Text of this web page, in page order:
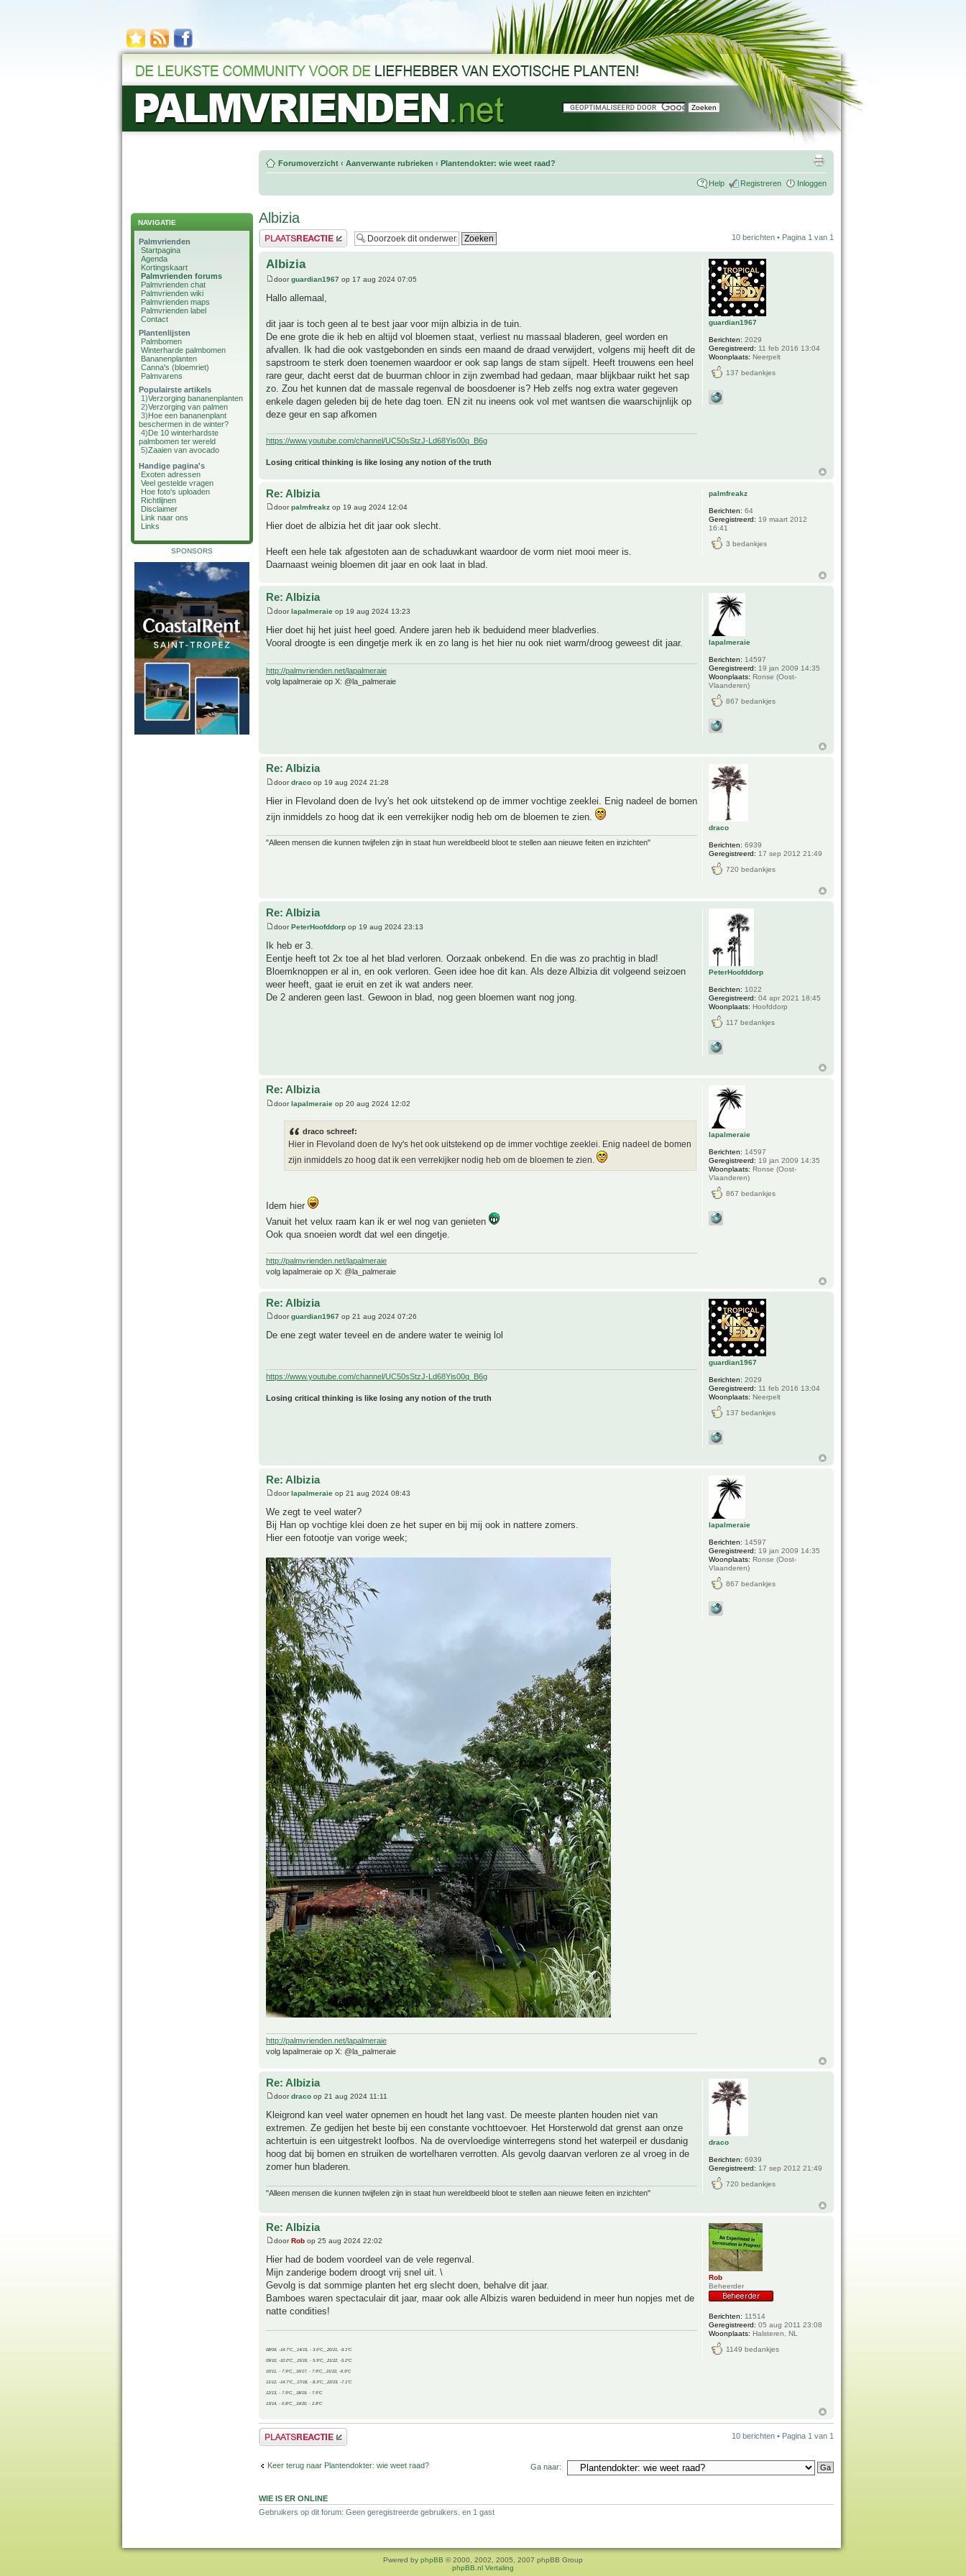
NAVIGATIE
Palmvrienden
Startpagina
Agenda
Kortingskaart
Palmvrienden forums
Palmvrienden chat
Palmvrienden wiki
Palmvrienden maps
Palmvrienden label
Contact
Plantenlijsten
Palmbomen
Winterharde palmbomen
Bananenplanten
Canna's (bloemriet)
Palmvarens
Populairste artikels
1)Verzorging bananenplanten
2)Verzorging van palmen
3)Hoe een bananenplant
beschermen in de winter?
4)De 10 winterhardste
palmbomen ter wereld
5)Zaaien van avocado
Handige pagina's
Exoten adressen
Veel gestelde vragen
Hoe foto's uploaden
Richtlijnen
Disclaimer
Link naar ons
Links
SPONSORS
Forumoverzicht ‹ Aanverwante rubrieken ‹ Plantendokter: wie weet raad?
Help Registreren Inloggen
Albizia
Plaats een reactie 10 berichten • Pagina 1 van 1
Albizia
doorguardian1967 op 17 aug 2024 07:05
Hallo allemaal,
dit jaar is toch geen al te best jaar voor mijn albizia in de tuin.
De ene grote die ik heb en altijd vol bloemen staat, verliest nu massaal bladeren, geel worden en
afvallen. Ik had die ook vastgebonden en sinds een maand de draad verwijdert, volgens mij heeft dit de
sapstroom te sterk doen toenemen waardoor er ook sap langs de stam sijpelt. Heeft trouwens een heel
rare geur, dacht eerst dat de buurman chloor in zijn zwembad had gedaan, maar blijkbaar ruikt het sap
zo. Zou het kunnen dat de massale regenval de boosdoener is? Heb zelfs nog extra water gegeven
enkele dagen geleden bij de hete dag toen. EN zit nu ineens ook vol met wantsen die waarschijnlijk op
deze geur en sap afkomen
https://www.youtube.com/channel/UC50sStzJ-Ld68Yis00q_B6g
Losing critical thinking is like losing any notion of the truth
guardian1967
Berichten: 2029
Geregistreerd: 11 feb 2016 13:04
Woonplaats: Neerpelt
137 bedankjes
Re: Albizia
doorpalmfreakz op 19 aug 2024 12:04
Hier doet de albizia het dit jaar ook slecht.
Heeft een hele tak afgestoten aan de schaduwkant waardoor de vorm niet mooi meer is.
Daarnaast weinig bloemen dit jaar en ook laat in blad.
palmfreakz
Berichten: 64
Geregistreerd: 19 maart 2012
16:41
3 bedankjes
Re: Albizia
doorlapalmeraie op 19 aug 2024 13:23
Hier doet hij het juist heel goed. Andere jaren heb ik beduidend meer bladverlies.
Vooral droogte is een dingetje merk ik en zo lang is het hier nu ook niet warm/droog geweest dit jaar.
http://palmvrienden.net/lapalmeraie
volg lapalmeraie op X: @la_palmeraie
lapalmeraie
Berichten: 14597
Geregistreerd: 19 jan 2009 14:35
Woonplaats: Ronse (Oost-
Vlaanderen)
867 bedankjes
Re: Albizia
doordraco op 19 aug 2024 21:28
Hier in Flevoland doen de Ivy's het ook uitstekend op de immer vochtige zeeklei. Enig nadeel de bomen
zijn inmiddels zo hoog dat ik een verrekijker nodig heb om de bloemen te zien.
"Alleen mensen die kunnen twijfelen zijn in staat hun wereldbeeld bloot te stellen aan nieuwe feiten en inzichten"
draco
Berichten: 6939
Geregistreerd: 17 sep 2012 21:49
720 bedankjes
Re: Albizia
doorPeterHoofddorp op 19 aug 2024 23:13
Ik heb er 3.
Eentje heeft tot 2x toe al het blad verloren. Oorzaak onbekend. En die was zo prachtig in blad!
Bloemknoppen er al in, en ook verloren. Geen idee hoe dit kan. Als deze Albizia dit volgeend seizoen
weer heeft, gaat ie eruit en zet ik wat anders neer.
De 2 anderen geen last. Gewoon in blad, nog geen bloemen want nog jong.
PeterHoofddorp
Berichten: 1022
Geregistreerd: 04 apr 2021 18:45
Woonplaats: Hoofddorp
117 bedankjes
Re: Albizia
doorlapalmeraie op 20 aug 2024 12:02
draco schreef:
Hier in Flevoland doen de Ivy's het ook uitstekend op de immer vochtige zeeklei. Enig nadeel de bomen
zijn inmiddels zo hoog dat ik een verrekijker nodig heb om de bloemen te zien.
Idem hier
Vanuit het velux raam kan ik er wel nog van genieten
Ook qua snoeien wordt dat wel een dingetje.
http://palmvrienden.net/lapalmeraie
volg lapalmeraie op X: @la_palmeraie
lapalmeraie
Berichten: 14597
Geregistreerd: 19 jan 2009 14:35
Woonplaats: Ronse (Oost-
Vlaanderen)
867 bedankjes
Re: Albizia
doorguardian1967 op 21 aug 2024 07:26
De ene zegt water teveel en de andere water te weinig lol
https://www.youtube.com/channel/UC50sStzJ-Ld68Yis00q_B6g
Losing critical thinking is like losing any notion of the truth
guardian1967
Berichten: 2029
Geregistreerd: 11 feb 2016 13:04
Woonplaats: Neerpelt
137 bedankjes
Re: Albizia
doorlapalmeraie op 21 aug 2024 08:43
We zegt te veel water?
Bij Han op vochtige klei doen ze het super en bij mij ook in nattere zomers.
Hier een fotootje van vorige week;
http://palmvrienden.net/lapalmeraie
volg lapalmeraie op X: @la_palmeraie
lapalmeraie
Berichten: 14597
Geregistreerd: 19 jan 2009 14:35
Woonplaats: Ronse (Oost-
Vlaanderen)
867 bedankjes
Re: Albizia
doordraco op 21 aug 2024 11:11
Kleigrond kan veel water opnemen en houdt het lang vast. De meeste planten houden niet van
extremen. Ze gedijen het beste bij een constante vochttoevoer. Het Horsterwold dat grenst aan onze
achtertuin is een uitgestrekt loofbos. Na de overvloedige winterregens stond het waterpeil er dusdanig
hoog dat bij bomen en struiken de wortelharen verrotten. Als gevolg daarvan verloren ze al vroeg in de
zomer hun bladeren.
"Alleen mensen die kunnen twijfelen zijn in staat hun wereldbeeld bloot te stellen aan nieuwe feiten en inzichten"
draco
Berichten: 6939
Geregistreerd: 17 sep 2012 21:49
720 bedankjes
Re: Albizia
doorRob op 25 aug 2024 22:02
Hier had de bodem voordeel van de vele regenval.
Mijn zanderige bodem droogt vrij snel uit. \
Gevolg is dat sommige planten het erg slecht doen, behalve dit jaar.
Bamboes waren spectaculair dit jaar, maar ook alle Albizis waren beduidend in meer hun nopjes met de
natte condities!
08/09, -14.7°C__14/15, - 3.6°C__20/21, -9.1°C
09/10, -10.0°C__15/16, - 5.9°C__21/22, -5.2°C
10/11, - 7.9°C__16/17, - 7.9°C__21/22, -6.9°C
11/12, -14.7°C__17/18, - 8.3°C__22/23, -7.1°C
12/13, - 7.9°C__18/19, - 7.5°C
13/14, - 0.8°C__19/20, - 2.8°C
Rob
Beheerder
Berichten: 11514
Geregistreerd: 05 aug 2011 23:08
Woonplaats: Halsteren, NL
1149 bedankjes
Plaats een reactie 10 berichten • Pagina 1 van 1
Keer terug naar Plantendokter: wie weet raad? Ga naar:
WIE IS ER ONLINE
Gebruikers op dit forum: Geen geregistreerde gebruikers. en 1 gast
Pwered by phpBB © 2000, 2002, 2005, 2007 phpBB Group
phpBB.nl Vertaling